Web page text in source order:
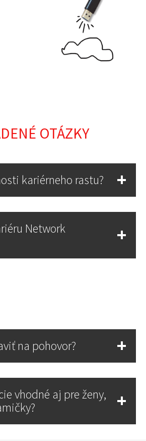
OTÁZKY
kariérneho rastu?
Network
na pohovor?
vhodné aj pre ženy,